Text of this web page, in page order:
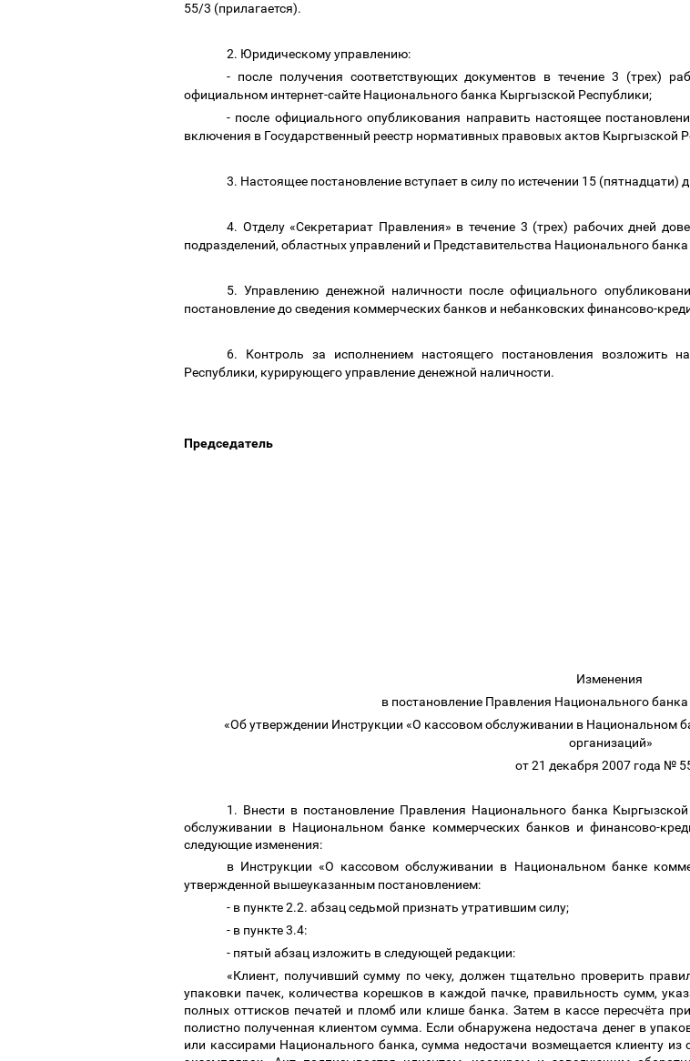
55/3 (прилагается).
2. Юридическому управлению:
- после получения соответствующих документов в течение 3 (трех)
официальном интернет-сайте Национального банка Кыргызской Республики;
- после официального опубликования направить настоящее
включения в Государственный реестр нормативных правовых актов Кыргызской
3. Настоящее постановление вступает в силу по истечении 15
4. Отделу «Секретариат Правления» в течение 3 (трех) рабочих дней
подразделений, областных управлений и Представительства Национального
5. Управлению денежной наличности после официального
постановление до сведения коммерческих банков и небанковских финансово-
6. Контроль за исполнением настоящего постановления возложить
Республики, курирующего управление денежной наличности.
Председатель К.
Изменения
в постановление Правления Национального
«Об утверждении Инструкции «О кассовом обслуживании в Национальном
организаций»
от 21 декабря 2007 года №
1. Внести в постановление Правления Национального банка
обслуживании в Национальном банке коммерческих банков и финансово-
следующие изменения:
в Инструкции «О кассовом обслуживании в Национальном банке
утвержденной вышеуказанным постановлением:
- в пункте 2.2. абзац седьмой признать утратившим силу;
- в пункте 3.4:
- пятый абзац изложить в следующей редакции:
«Клиент, получивший сумму по чеку, должен тщательно проверить
упаковки пачек, количества корешков в каждой пачке, правильность сумм,
полных оттисков печатей и пломб или клише банка. Затем в кассе пересчёта
полистно полученная клиентом сумма. Если обнаружена недостача денег в
или кассирами Национального банка, сумма недостачи возмещается клиенту из